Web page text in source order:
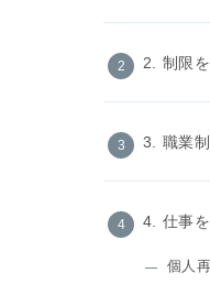
2. 制限
3. 職業
4. 仕事
個人